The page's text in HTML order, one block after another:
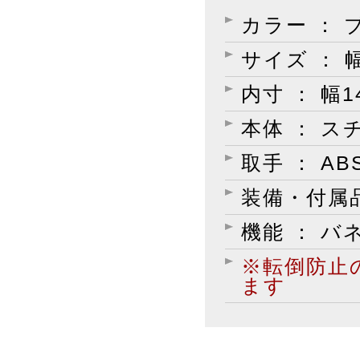
カラー ：
サイズ ：
内寸 ： 幅
本体 ： ス
取手 ：
装備・付属
機能 ： バ
※転倒防止
ます